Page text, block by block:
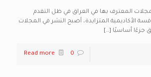
المعترف بها في العراق في ظل التقدم
الأكاديمية المتزايدة، أصبح النشر في المجلات
جزءًا أساسيًا […]
0
Read more